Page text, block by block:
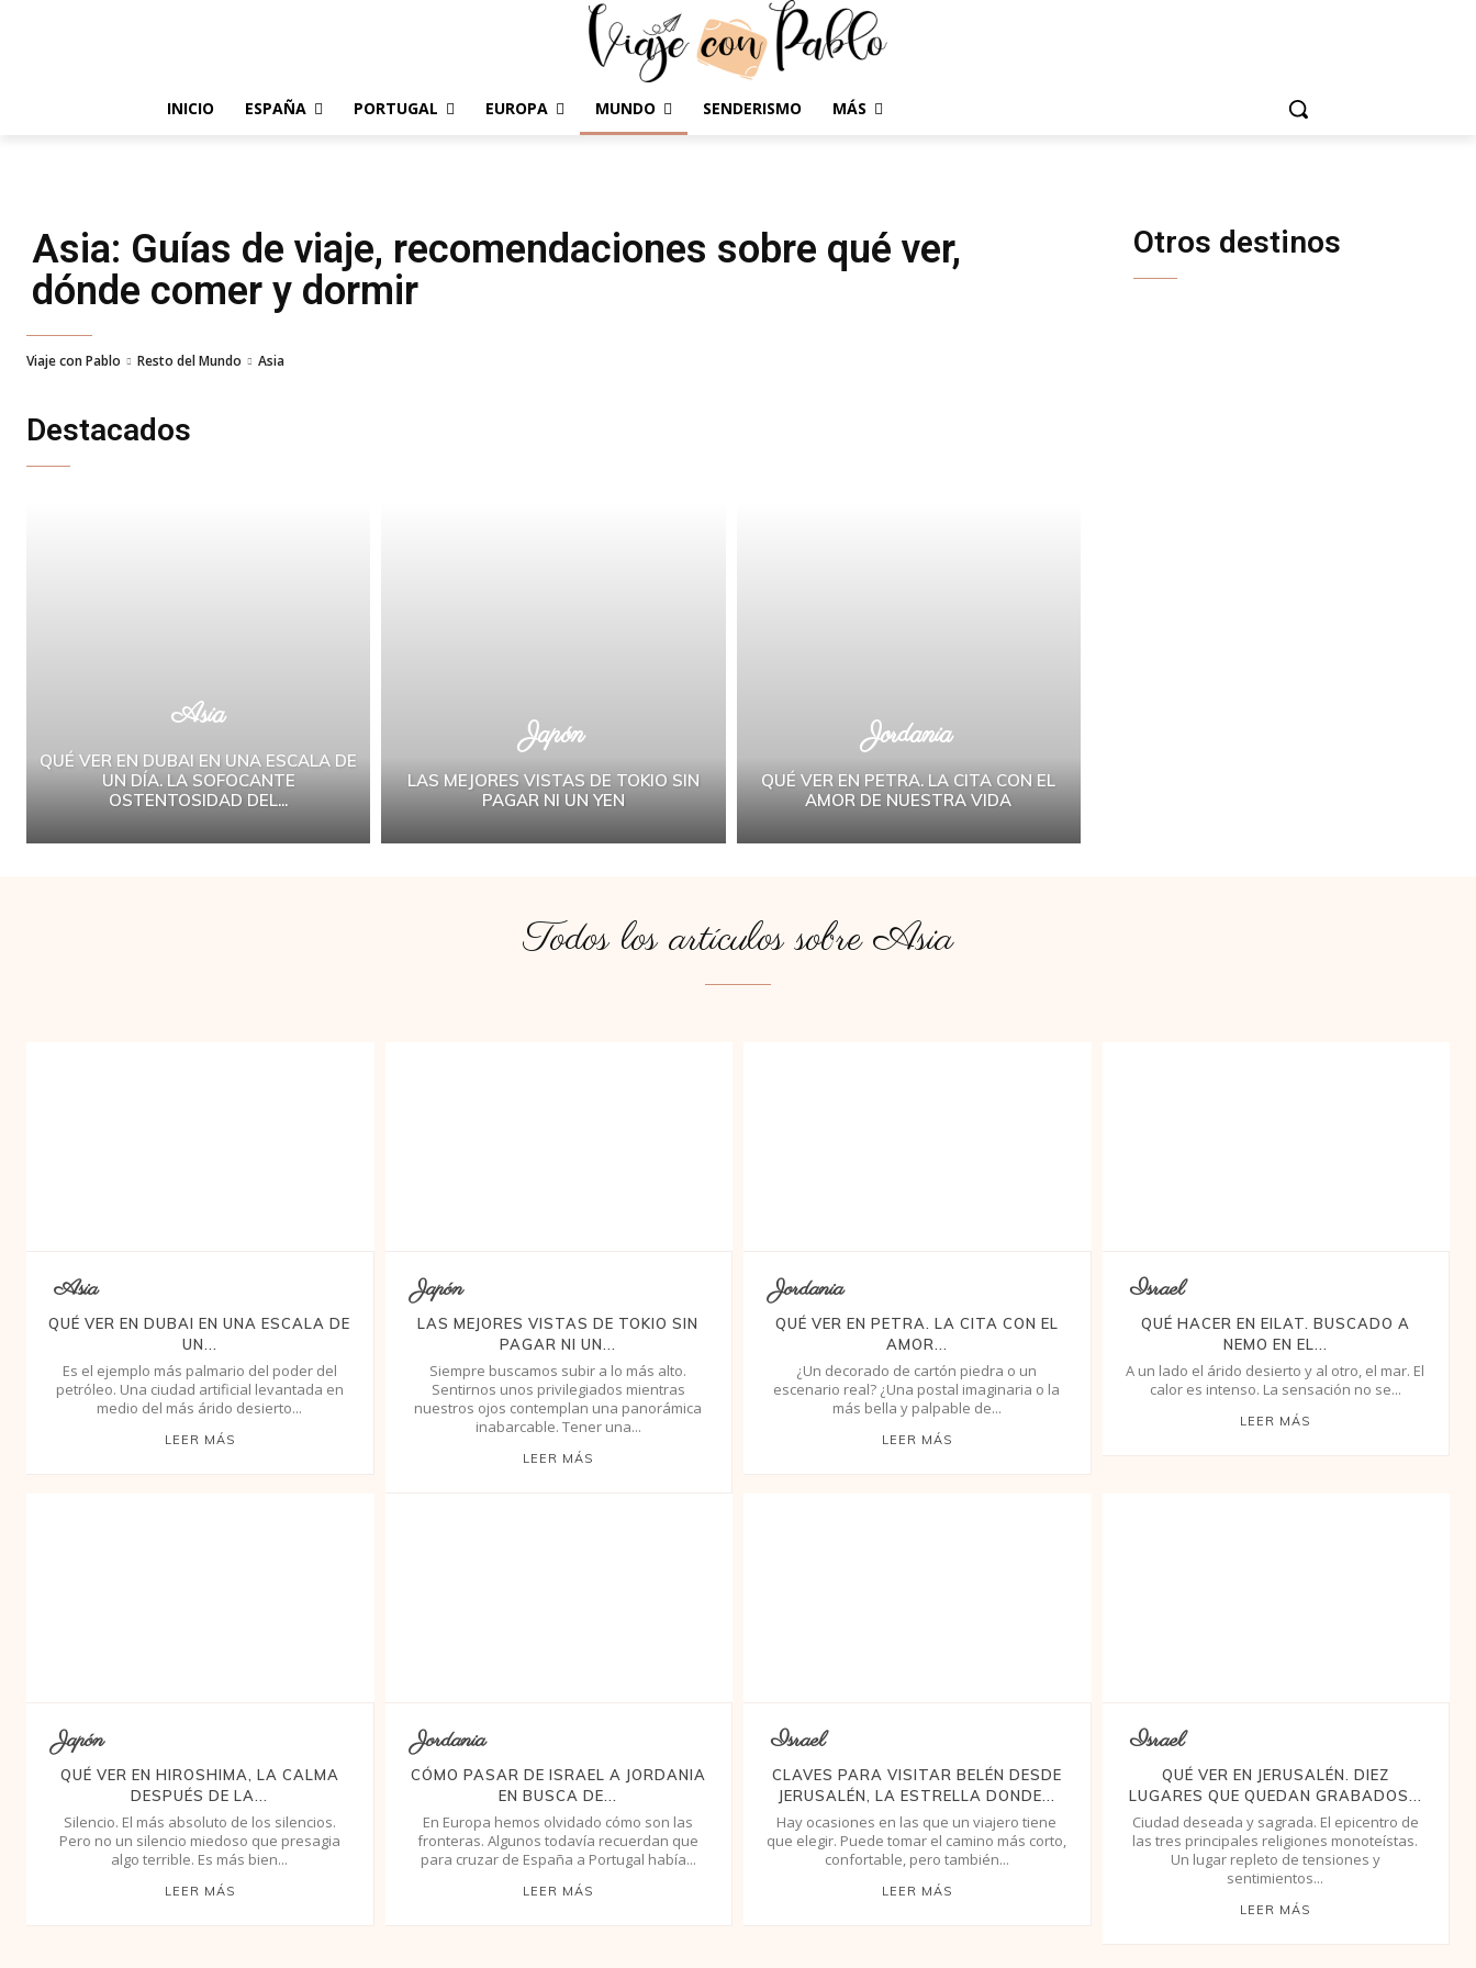
INICIO ESPAÑA PORTUGAL EUROPA MUNDO SENDERISMO MÁS
Asia: Guías de viaje, recomendaciones sobre qué ver,
dónde comer y dormir
Viaje con Pablo Resto del Mundo Asia
Destacados
Asia
QUÉ VER EN DUBAI EN UNA ESCALA DE
UN DÍA. LA SOFOCANTE
OSTENTOSIDAD DEL...
Japón
LAS MEJORES VISTAS DE TOKIO SIN
PAGAR NI UN YEN
Jordania
QUÉ VER EN PETRA. LA CITA CON EL
AMOR DE NUESTRA VIDA
Otros destinos
Todos los artículos sobreAsia
Asia
QUÉ VER EN DUBAI EN UNA ESCALA DE
UN...
Es el ejemplo más palmario del poder del
petróleo. Una ciudad artificial levantada en
medio del más árido desierto...
LEER MÁS
Japón
LAS MEJORES VISTAS DE TOKIO SIN
PAGAR NI UN...
Siempre buscamos subir a lo más alto.
Sentirnos unos privilegiados mientras
nuestros ojos contemplan una panorámica
inabarcable. Tener una...
LEER MÁS
Jordania
QUÉ VER EN PETRA. LA CITA CON EL
AMOR...
¿Un decorado de cartón piedra o un
escenario real? ¿Una postal imaginaria o la
más bella y palpable de...
LEER MÁS
Israel
QUÉ HACER EN EILAT. BUSCADO A
NEMO EN EL...
A un lado el árido desierto y al otro, el mar. El
calor es intenso. La sensación no se...
LEER MÁS
Japón
QUÉ VER EN HIROSHIMA, LA CALMA
DESPUÉS DE LA...
Silencio. El más absoluto de los silencios.
Pero no un silencio miedoso que presagia
algo terrible. Es más bien...
LEER MÁS
Jordania
CÓMO PASAR DE ISRAEL A JORDANIA
EN BUSCA DE...
En Europa hemos olvidado cómo son las
fronteras. Algunos todavía recuerdan que
para cruzar de España a Portugal había...
LEER MÁS
Israel
CLAVES PARA VISITAR BELÉN DESDE
JERUSALÉN, LA ESTRELLA DONDE...
Hay ocasiones en las que un viajero tiene
que elegir. Puede tomar el camino más corto,
confortable, pero también...
LEER MÁS
Israel
QUÉ VER EN JERUSALÉN. DIEZ
LUGARES QUE QUEDAN GRABADOS...
Ciudad deseada y sagrada. El epicentro de
las tres principales religiones monoteístas.
Un lugar repleto de tensiones y
sentimientos...
LEER MÁS